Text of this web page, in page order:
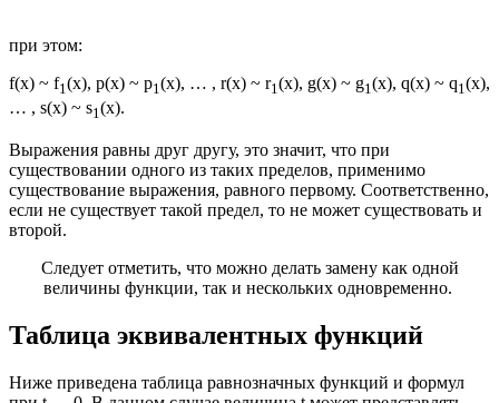
при этом:
f(x) ~ f1(x), p(x) ~ p1(x), … , r(x) ~ r1(x), g(x) ~ g1(x), q(x) ~ q1(x),
… , s(x) ~ s1(x).
Выражения равны друг другу, это значит, что при
существовании одного из таких пределов, применимо
существование выражения, равного первому. Соответственно,
если не существует такой предел, то не может существовать и
второй.
Следует отметить, что можно делать замену как одной
величины функции, так и нескольких одновременно.
Таблица эквивалентных функций
Ниже приведена таблица равнозначных функций и формул